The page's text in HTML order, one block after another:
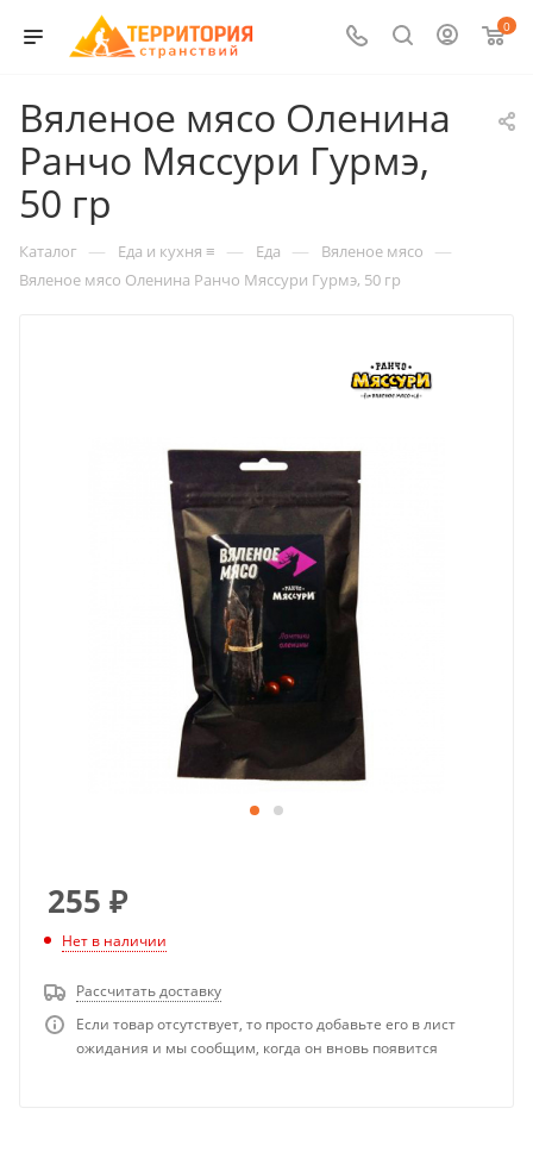
0
Вяленое мясо Оленина
Ранчо Мяссури Гурмэ,
50 гр
Каталог — Еда и кухня ≡ — Еда — Вяленое мясо —
Вяленое мясо Оленина Ранчо Мяссури Гурмэ, 50 гр
255 ₽
Нет в наличии
Рассчитать доставку
Если товар отсутствует, то просто добавьте его в лист
ожидания и мы сообщим, когда он вновь появится